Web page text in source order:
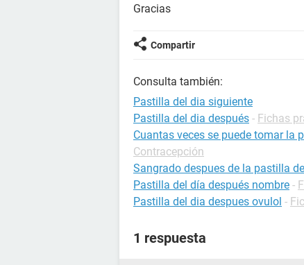
Gracias
Compartir
Consulta también:
Pastilla del dia siguiente
Pastilla del dia después - Fichas
Cuantas veces se puede tomar la
Contracepción
Sangrado despues de la pastilla
Pastilla del día después nombre -
Pastilla del dia despues ovulol -
1 respuesta